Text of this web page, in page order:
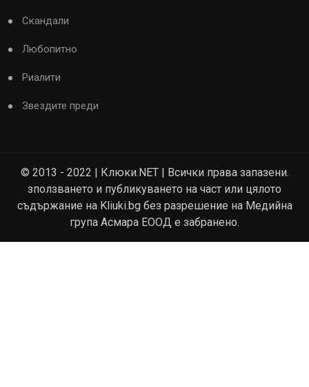
Скандали
Любопитно
Риалити
Звездите преди
© 2013 - 2022 | Клюки.NET | Всички права запазени.
зползването и публикуването на част или цялото
съдържание на Kliuki.bg без разрешение на Медийна
група Асмара ЕООД е забранено.